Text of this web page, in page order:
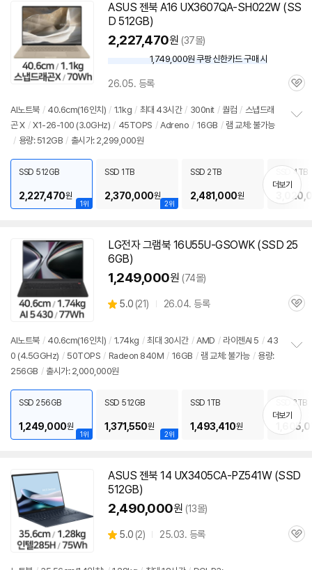
ASUS 젠북 A16 UX3607QA-SH022W (SS
D 512GB)
2,227,470원 (37몰)
할
가
1,749,000원 쿠팡 신한카드 구매 시
26.05. 등록
관
AI노트북 / 40.6cm(16인치) / 1.1kg / 최대 43시간 / 300nit / 퀄컴 / 스냅드래
곤 X / X1-26-100 (3.0GHz) / 45TOPS / Adreno / 16GB / 램 교체: 불가능
/ 용량: 512GB / 출시가: 2,299,000원
치
기
1위
SSD 512GB
2,227,470원
2위
SSD 1TB
2,370,000원
SSD 2TB
2,481,000원
SSD 4TB
더보기
LG전자 그램북 16U55U-GSOWK (SSD 25
6GB)
1,249,000원 (74몰)
별
5.0 (상
뷰
21) 26.04. 등록
관
AI노트북 / 40.6cm(16인치) / 1.74kg / 최대 30시간 / AMD / 라이젠AI 5 / 43
0 (4.5GGHz) / 50TOPS / Radeon 840M / 16GB / 램 교체: 불가능 / 용량:
256GB / 출시가: 2,000,000원
치
기
1위
SSD 256GB
1,249,000원
2위
SSD 512GB
1,371,550원
SSD 1TB
1,493,410원
SSD 2TB
더보기
ASUS 젠북 14 UX3405CA-PZ541W (SSD
512GB)
2,490,000원 (13몰)
별
5.0 (상
2) 25.03. 등록
관